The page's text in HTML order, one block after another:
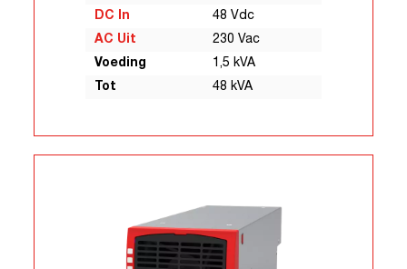
DC In
48 Vdc
AC Uit
230 Vac
Voeding
1,5 kVA
Tot
48 kVA